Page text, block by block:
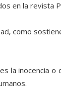
en la revista
como
la inocencia o